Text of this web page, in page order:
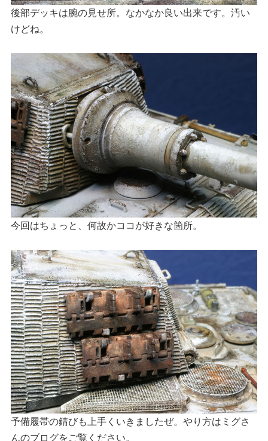
後部デッキは腕の見せ所。なかなか良い出来です。汚い
けどね。
今回はちょっと、何故かココが好きな箇所。
予備履帯の錆びも上手くいきましたぜ。やり方はミグさ
んのブログをご覧ください。